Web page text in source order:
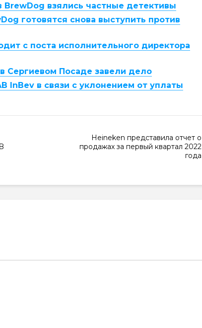
BrewDog взялись частные детективы
готовятся снова выступить против
с поста исполнительного директора
Сергиевом Посаде завели дело
InBev в связи с уклонением от уплаты
Heineken представила отчет о
продажах за первый квартал 2022
года